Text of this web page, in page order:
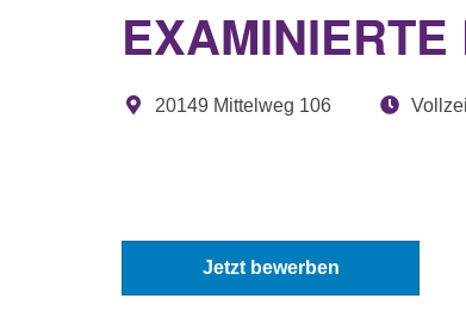
20149 Mittelweg 106
Jetzt bewerben